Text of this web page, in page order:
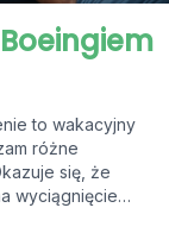
to wakacyjny
różne
się, że
wyciągnięcie